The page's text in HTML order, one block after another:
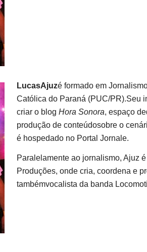
LucasAjuzé formado em
Católica do Paraná (PUC/PR).Seu
criar o blog Hora Sonora, espaço
produção de conteúdosobre o
é hospedado no Portal Jornale.
Paralelamente ao jornalismo, Ajuz
Produções, onde cria, coordena e
tambémvocalista da banda